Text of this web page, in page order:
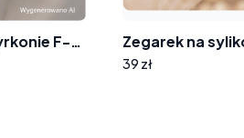
Zegarek Kurren tarcza cyrkonie F-7721
39 zł